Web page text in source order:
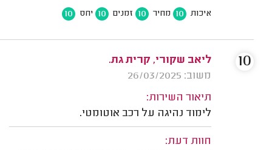
איכות 10 מחיר 10 זמנים 10 יחס 10
ליאב שקורי, קרית גת.
משוב: 26/03/2025
תיאור השירות:
לימוד נהיגה על רכב אוטומטי.
חוות דעת:
10